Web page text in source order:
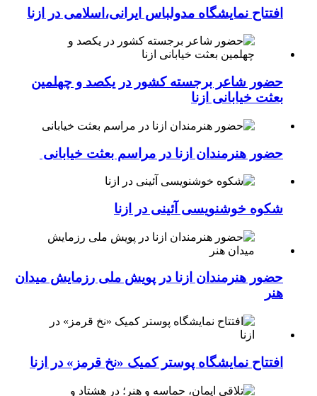
افتتاح نمایشگاه مدولباس ایرانی،اسلامی در ازنا
حضور شاعر برجسته کشور در یکصد و چهلمین
بعثت خیابانی ازنا
حضور هنرمندان ازنا در مراسم بعثت خیابانی
شکوه خوشنویسی آئینی در ازنا
حضور هنرمندان ازنا در پویش ملی رزمایش میدان
هنر
افتتاح نمایشگاه پوستر کمیک «نخ قرمز» در ازنا